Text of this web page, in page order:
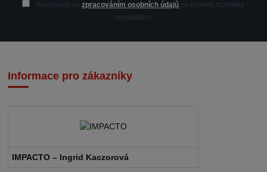
Souhlasím sezpracováním osobních údajů za účelem rozesílky
newsletteru.
Informace pro zákazníky
IMPACTO – Ingrid Kaczorová